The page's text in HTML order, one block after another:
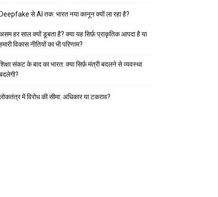
Deepfake से AI तक: भारत नया कानून क्यों ला रहा है?
हर साल क्यों डूबता है? क्या यह सिर्फ़ प्राकृतिक आपदा है या
विकास नीतियों का भी परिणाम?
संकट के बाद का भारत: क्या सिर्फ़ मंत्री बदलने से व्यवस्था
में विरोध की सीमा: अधिकार या टकराव?